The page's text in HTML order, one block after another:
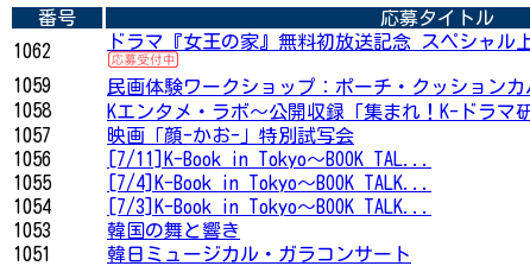
番号 応募タイトル
1062
ドラマ『女王の家』無料初放送記念 スペシャル
1059
民画体験ワークショップ：ポーチ・クッションカ
1058
Kエンタメ・ラボ～公開収録「集まれ！K-ドラマ
1057
映画「顔-かお-」特別試写会
1056
[7/11]K-Book in Tokyo～BOOK TAL...
1055
[7/4]K-Book in Tokyo～BOOK TALK...
1054
[7/3]K-Book in Tokyo～BOOK TALK...
1053
韓国の舞と響き
1051
韓日ミュージカル・ガラコンサート